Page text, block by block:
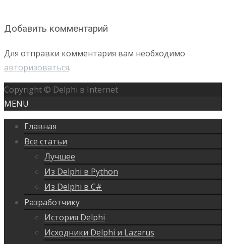
Добавить комментарий
Для отправки комментария вам необходимо
авторизоваться.
Copyright © Delphi в Internet
MENU
Главная
Все статьи
Лучшее
Из Delphi в Python
Из Delphi в C#
Разработчику
История Delphi
Исходники Delphi и Lazarus